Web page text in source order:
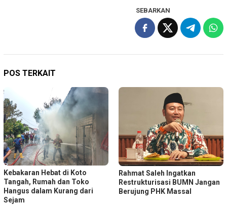
SEBARKAN
POS TERKAIT
Kebakaran Hebat di Koto
Tangah, Rumah dan Toko
Hangus dalam Kurang dari
Sejam
Rahmat Saleh Ingatkan
Restrukturisasi BUMN Jangan
Berujung PHK Massal